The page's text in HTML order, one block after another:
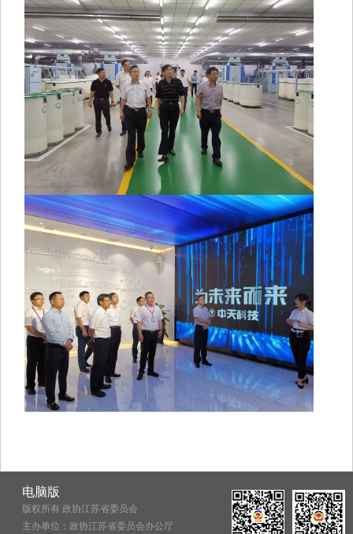
电脑版
版权所有 政协江苏省委员会
主办单位：政协江苏省委员会办公厅